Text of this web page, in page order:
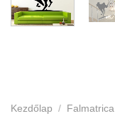
Kezdőlap / Falmatrica